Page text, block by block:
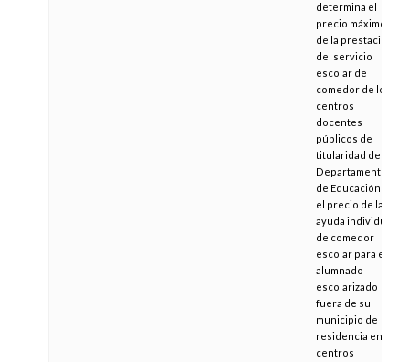
determina el
precio máximo
de la prestación
del servicio
escolar de
comedor de los
centros
docentes
públicos de
titularidad del
Departamento
de Educación y
el precio de la
ayuda individual
de comedor
escolar para el
alumnado
escolarizado
fuera de su
municipio de
residencia en
centros